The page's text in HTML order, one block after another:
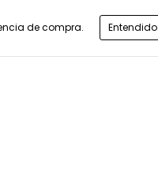
de compra. Entendido